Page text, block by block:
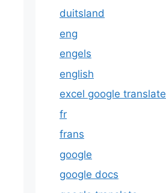
duitsland
eng
engels
english
excel google translate
fr
frans
google
google docs